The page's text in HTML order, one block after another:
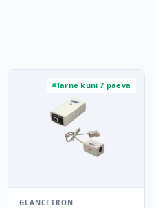
Tarne kuni 7 päeva
GLANCETRON